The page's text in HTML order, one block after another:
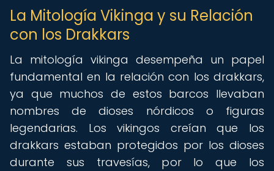
La Mitología Vikinga y su Relación
con los Drakkars
La mitología vikinga desempeña un papel
fundamental en la relación con los drakkars,
ya que muchos de estos barcos llevaban
nombres de dioses nórdicos o figuras
legendarias. Los vikingos creían que los
drakkars estaban protegidos por los dioses
durante sus travesías, por lo que los